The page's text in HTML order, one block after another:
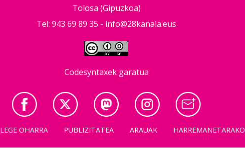
Tolosa (Gipuzkoa)
Tel: 943 69 89 35 - info@28kanala.eus
Codesyntaxek garatua
LEGE OHARRA PUBLIZITATEA ARAUAK HARREMANETARAKO